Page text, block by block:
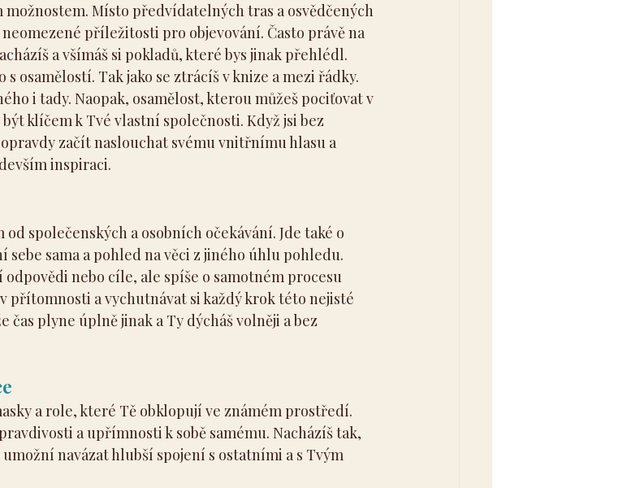
Místo předvídatelných tras a osvědčených
příležitosti pro objevování. Často právě na
a všímáš si pokladů, které bys jinak přehlédl.
osamělostí. Tak jako se ztrácíš v knize a mezi řádky.
i tady. Naopak, osamělost, kterou můžeš pociťovat v
klíčem k Tvé vlastní společnosti. Když jsi bez
začít naslouchat svému vnitřnímu hlasu a
inspiraci.
společenských a osobních očekávání. Jde také o
sama a pohled na věci z jiného úhlu pohledu.
nebo cíle, ale spíše o samotném procesu
přítomnosti a vychutnávat si každý krok této nejisté
čas plyne úplně jinak a Ty dýcháš volněji a bez
a role, které Tě obklopují ve známém prostředí.
a upřímnosti k sobě samému. Nacházíš tak,
navázat hlubší spojení s ostatními a s Tvým